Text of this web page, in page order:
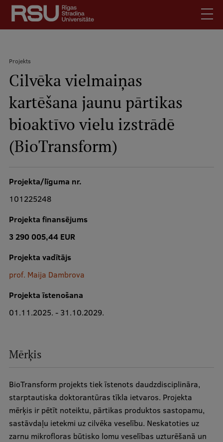
Pārlekt
galveno
saturu
Latviski
Meklēt
Mobile
augšējā
izvēlne
Skolēniem
Studentiem
Absolventiem
Darba devējiem
Kontakti
Mobile
galvenā
izvēlne
Pamatstudiju programmas
Maģistra studiju programmas
Rezidentūra
Praktiska informācija
Par RSU
Atpakaļceļš
Projekts
Cilvēka vielmaiņas
kartēšana jaunu pārtikas
bioaktīvo vielu izstrādē
(BioTransform)
Projekta/līguma nr.
101225248
Projekta finansējums
3 290 005,44 EUR
Projekta vadītājs
prof. Maija Dambrova
Projekta īstenošana
01.11.2025. - 31.10.2029.
Mērķis
BioTransform projekts tiek īstenots daudzdisciplināra,
starptautiska doktorantūras tīkla ietvaros. Projekta
mērķis ir pētīt noteiktu, pārtikas produktos sastopamu,
sastāvdaļu ietekmi uz cilvēka veselību. Neskatoties uz
zarnu mikrofloras būtisko lomu veselības uzturēšanā un